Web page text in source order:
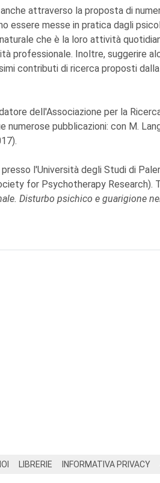
attraverso la proposta di
essere messe in pratica dagli
che è la loro attività
professionale. Inoltre, suggerire
contributi di ricerca proposti dalla
dell'Associazione per la
pubblicazioni: con M.
l'Università degli Studi di
for Psychotherapy Research).
Disturbo psichico e guarigione
LIBRERIE INFORMATIVA PRIVACY